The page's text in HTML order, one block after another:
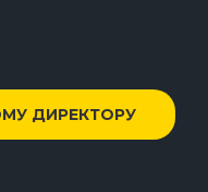
ДИРЕКТОРУ